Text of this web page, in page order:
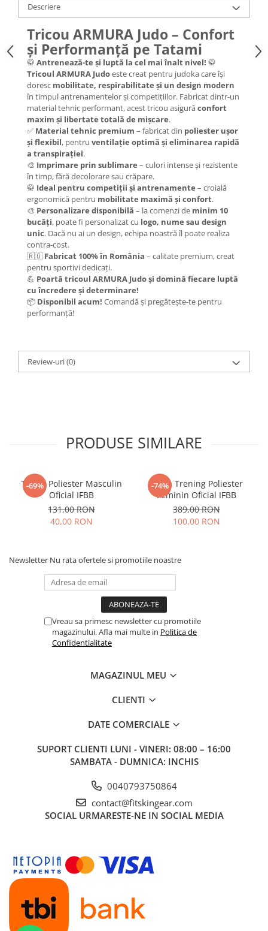
Descriere
Tricou ARMURA Judo – Confort
și Performanță pe Tatami
🥋 Antrenează-te și luptă la cel mai înalt nivel! 🥋
Tricoul ARMURA Judoeste creat pentru judoka care își
doresc mobilitate, respirabilitate și un design modern
în timpul antrenamentelor și competițiilor. Fabricat dintr-un
material tehnic performant, acest tricou asigurăconfort
maxim și libertate totală de mișcare.
✅ Material tehnic premium – fabricat din poliester ușor
și flexibil, pentru ventilație optimă și eliminarea rapidă
a transpirației.
🎨 Imprimare prin sublimare – culori intense și rezistente
în timp, fără decolorare sau crăpare.
🥋 Ideal pentru competiții și antrenamente – croială
ergonomică pentru mobilitate maximă și confort.
🎨 Personalizare disponibilă – la comenzi de minim 10
bucăți, poate fi personalizat cu logo, nume sau design
unic. Dacă nu ai un design, echipa noastră îl poate realiza
contra-cost.
🇷🇴 Fabricat 100% în România – calitate premium, creat
pentru sportivi dedicați.
💪 Poartă tricoul ARMURA Judo și domină fiecare luptă
cu încredere și determinare!
📦 Disponibil acum! Comandă și pregătește-te pentru
performanță!
Review-uri(0)
PRODUSE SIMILARE
-69%
Tricou Poliester Masculin
Oficial IFBB
131,00 RON
40,00 RON
-74%
Bluza Trening Poliester
Feminin Oficial IFBB
389,00 RON
100,00 RON
Newsletter Nu rata ofertele si promotiile noastre
Vreau sa primesc newsletter cu promotiile
magazinului. Afla mai multe in Politica de
Confidentialitate
MAGAZINUL MEU
CLIENTI
DATE COMERCIALE
SUPORT CLIENTI LUNI - VINERI: 08:00 – 16:00
SAMBATA - DUMNICA: INCHIS
0040793750864
contact@fitskingear.com
SOCIAL URMARESTE-NE IN SOCIAL MEDIA